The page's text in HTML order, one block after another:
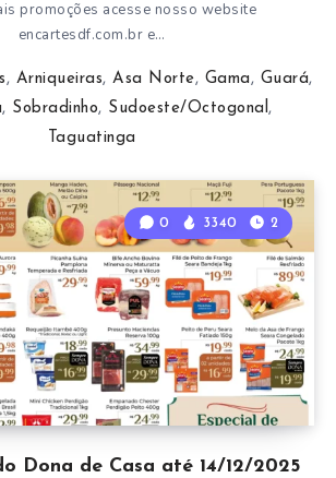
promoções acesse nosso website
encartesdf.com.br e…
, Arniqueiras,Asa Norte, Gama , Guará,
, Sobradinho, Sudoeste/Octogonal ,
Taguatinga
Dona de Casa até 14/12/2025
0 3340 2